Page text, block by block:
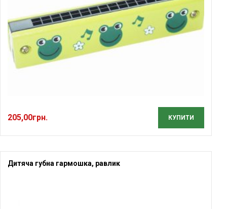
205,00грн. КУПИТИ
Дитяча губна гармошка, равлик